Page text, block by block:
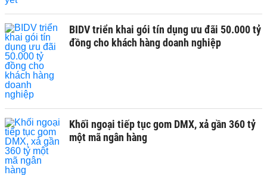
BIDV triển khai gói tín dụng ưu đãi 50.000 tỷ
đồng cho khách hàng doanh nghiệp
Khối ngoại tiếp tục gom DMX, xả gần 360 tỷ
một mã ngân hàng